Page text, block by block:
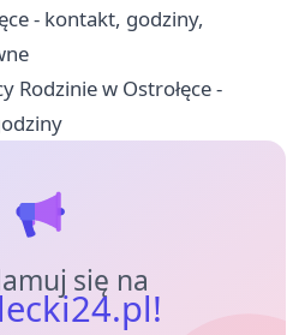
- kontakt, godziny,
Rodzinie w Ostrołęce -
się na